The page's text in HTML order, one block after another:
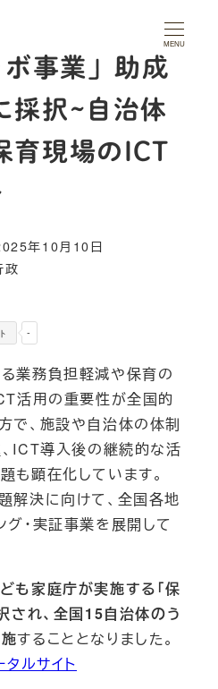
MENU
ボ事業」助成
採択~自治体
育現場のICT
日
年10月10日
リー
政
-
業務負担軽減や保育の
活用の重要性が全国的
で、施設や自治体の体制
ICT導入後の継続的な活
も顕在化しています。
解決に向けて、全国各地
グ・実証事業を展開して
も家庭庁が実施する「保
され、全国15自治体のう
することとなりました。
ルサイト